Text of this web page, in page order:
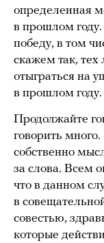
определенная
в прошлом
победу, в том
скажем так,
отыграться на
в прошлом году.
Продолжайте
говорить
собственно
за слова. Всем
что в данном
в
совестью,
которые